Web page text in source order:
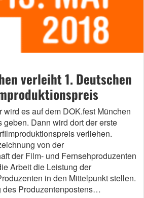
verleiht 1. Deutschen
es auf dem DOK.fest München
Dann wird dort der erste
verliehen.
von der
der Film- und Fernsehproduzenten
Arbeit die Leistung der
in den Mittelpunkt stellen.
des Produzentenpostens…